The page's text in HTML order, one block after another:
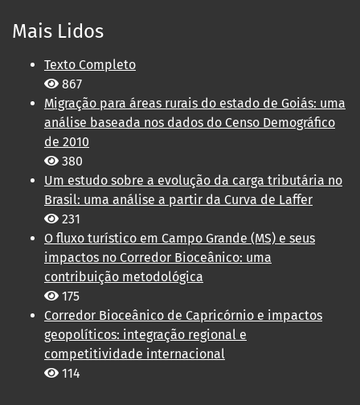
Mais Lidos
Texto Completo
867
Migração para áreas rurais do estado de Goiás: uma
análise baseada nos dados do Censo Demográfico
de 2010
380
Um estudo sobre a evolução da carga tributária no
Brasil: uma análise a partir da Curva de Laffer
231
O fluxo turístico em Campo Grande (MS) e seus
impactos no Corredor Bioceânico: uma
contribuição metodológica
175
Corredor Bioceânico de Capricórnio e impactos
geopolíticos: integração regional e
competitividade internacional
114